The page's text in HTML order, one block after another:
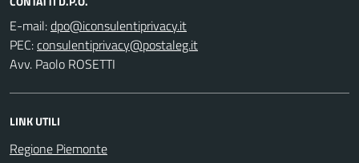
E-mail:
PEC:
Avv. Paolo ROSETTI
LINK UTILI
Regione Piemonte